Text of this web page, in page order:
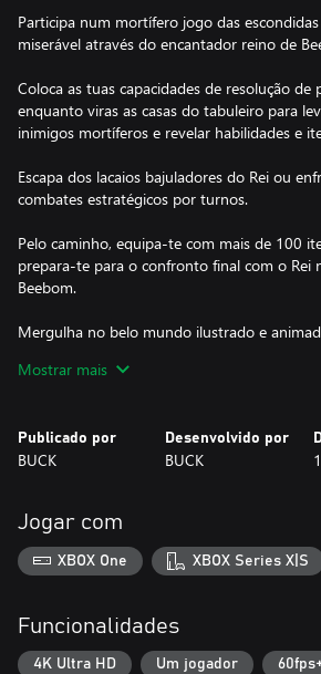
Participa num mortífero jogo das
miserável através do encantador reino de
Coloca as tuas capacidades de resolução de
enquanto viras as casas do tabuleiro para
inimigos mortíferos e revelar habilidades e
Escapa dos lacaios bajuladores do Rei ou
combates estratégicos por turnos.
Pelo caminho, equipa‑te com mais de 100
prepara‑te para o confronto final com o Rei
Beebom.
Mergulha no belo mundo ilustrado e
A banda sonora original e o design de áudio
Os Heróis
o seu próprio estilo de jogo e habilidades,
O Atacante, um guerreiro que desfere
que tem de continuar a atacar casas
os Dardos Soporíferos para ludibriar e
Mostrar mais
Publicado por
BUCK
Desenvolvido por
BUCK
Jogar com
XBOX One XBOX Series X|S
Funcionalidades
4K Ultra HD Um jogador